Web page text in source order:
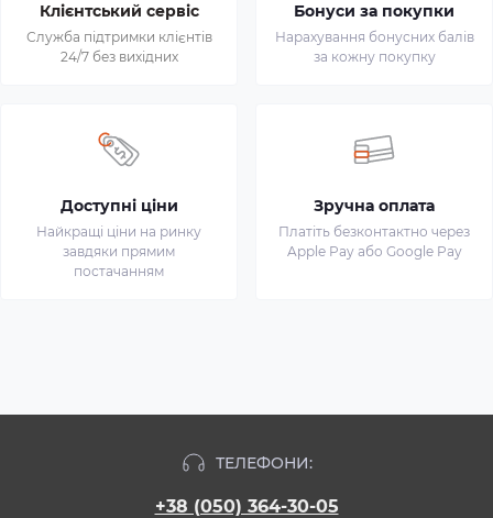
Клієнтський сервіс
Служба підтримки клієнтів
24/7 без вихідних
Бонуси за покупки
Нарахування бонусних балів
за кожну покупку
Доступні ціни
Найкращі ціни на ринку
завдяки прямим
постачанням
Зручна оплата
Платіть безконтактно через
Apple Pay або Google Pay
ТЕЛЕФОНИ:
+38 (050) 364-30-05